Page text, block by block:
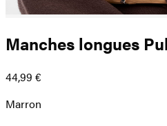
Manches longues
44,99 €
Marron